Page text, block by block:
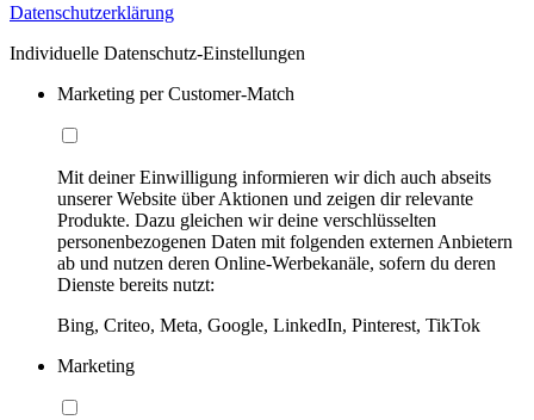
Datenschutzerklärung
Individuelle Datenschutz-Einstellungen
Marketing per Customer-Match
Mit deiner Einwilligung informieren wir dich auch abseits
unserer Website über Aktionen und zeigen dir relevante
Produkte. Dazu gleichen wir deine verschlüsselten
personenbezogenen Daten mit folgenden externen Anbietern
ab und nutzen deren Online-Werbekanäle, sofern du deren
Dienste bereits nutzt:
Bing, Criteo, Meta, Google, LinkedIn, Pinterest, TikTok
Marketing